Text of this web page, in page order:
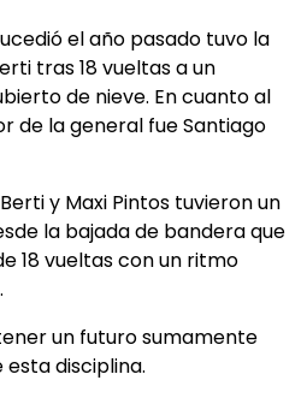
el año pasado tuvo la
tras 18 vueltas a un
de nieve. En cuanto al
de la general fue Santiago
y Maxi Pintos tuvieron un
la bajada de bandera que
18 vueltas con un ritmo
un futuro sumamente
disciplina.